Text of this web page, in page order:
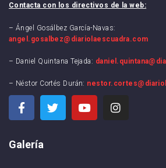
Contacta con los directivos de la web:
– Ángel Gosálbez García-Navas:
angel.gosalbez@diariolaescuadra.com
– Daniel Quintana Tejada:
– Néstor Cortés Durán:
Galería